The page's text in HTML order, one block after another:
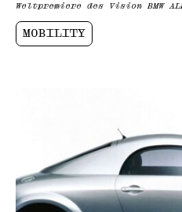
Weltpremiere des Vision BMW
MOBILITY